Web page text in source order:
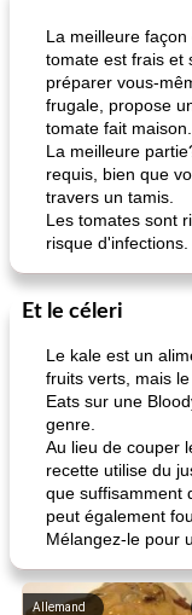
La meilleure
tomate est frais et
préparer vous-
frugale, propose
tomate fait maison.
La meilleure
requis, bien que
travers un tamis.
Les tomates sont
risque d'infections.
Et le céleri
Le kale est un
fruits verts, mais
Eats sur une
genre.
Au lieu de couper
recette utilise du
que suffisamment
peut également
Mélangez-le pour
Allemand